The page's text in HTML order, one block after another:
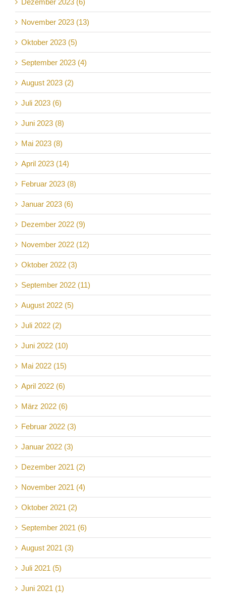
Dezember 2023 (6)
November 2023 (13)
Oktober 2023 (5)
September 2023 (4)
August 2023 (2)
Juli 2023 (6)
Juni 2023 (8)
Mai 2023 (8)
April 2023 (14)
Februar 2023 (8)
Januar 2023 (6)
Dezember 2022 (9)
November 2022 (12)
Oktober 2022 (3)
September 2022 (11)
August 2022 (5)
Juli 2022 (2)
Juni 2022 (10)
Mai 2022 (15)
April 2022 (6)
März 2022 (6)
Februar 2022 (3)
Januar 2022 (3)
Dezember 2021 (2)
November 2021 (4)
Oktober 2021 (2)
September 2021 (6)
August 2021 (3)
Juli 2021 (5)
Juni 2021 (1)